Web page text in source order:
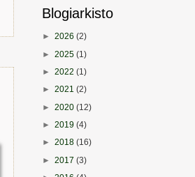
Blogiarkisto
► 2026 (2)
► 2025 (1)
► 2022 (1)
► 2021 (2)
► 2020 (12)
► 2019 (4)
► 2018 (16)
► 2017 (3)